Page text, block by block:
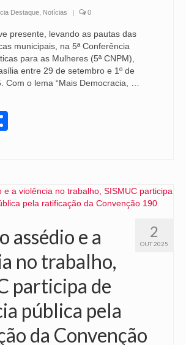
Destaque Notícias | 0
presente, levando as pautas das
municipais, na 5ª Conferência
para as Mulheres (5ª CNPM),
entre 29 de setembro e 1º de
Com o lema “Mais Democracia, …
2
OUT 2025
assédio e a
no trabalho,
participa de
pública pela
da Convenção